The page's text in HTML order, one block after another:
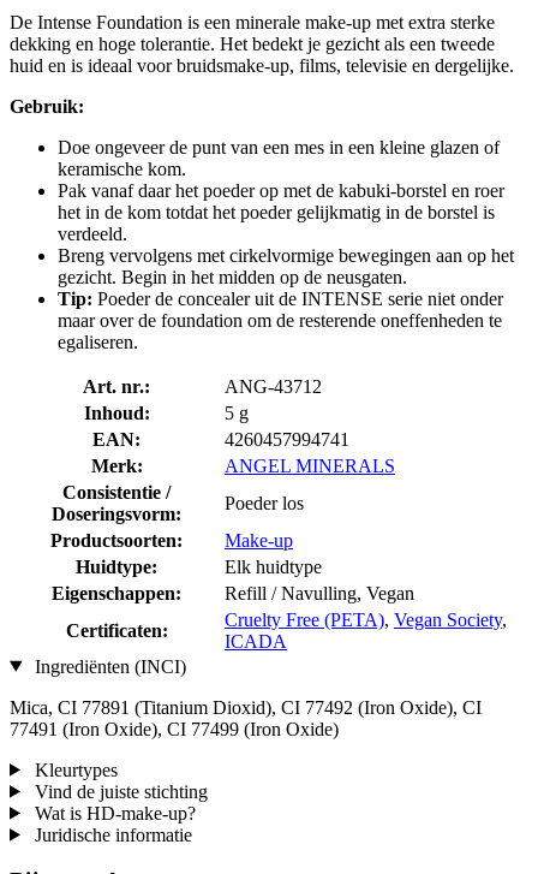
De Intense Foundation is een minerale make-up met extra sterke
dekking en hoge tolerantie. Het bedekt je gezicht als een tweede
huid en is ideaal voor bruidsmake-up, films, televisie en dergelijke.
Gebruik:
Doe ongeveer de punt van een mes in een kleine glazen of
keramische kom.
Pak vanaf daar het poeder op met de kabuki-borstel en roer
het in de kom totdat het poeder gelijkmatig in de borstel is
verdeeld.
Breng vervolgens met cirkelvormige bewegingen aan op het
gezicht. Begin in het midden op de neusgaten.
Tip: Poeder de concealer uit de INTENSE serie niet onder
maar over de foundation om de resterende oneffenheden te
egaliseren.
Art. nr.:
ANG-43712
Inhoud:
5 g
EAN:
4260457994741
Merk:
ANGEL MINERALS
Consistentie /
Doseringsvorm:
Poeder los
Productsoorten:
Make-up
Huidtype:
Elk huidtype
Eigenschappen:
Refill / Navulling, Vegan
Certificaten:
Cruelty Free (PETA), Vegan Society,
ICADA
Ingrediënten (INCI)
Mica, CI 77891 (Titanium Dioxid), CI 77492 (Iron Oxide), CI
77491 (Iron Oxide), CI 77499 (Iron Oxide)
Kleurtypes
Vind de juiste stichting
Wat is HD-make-up?
Juridische informatie